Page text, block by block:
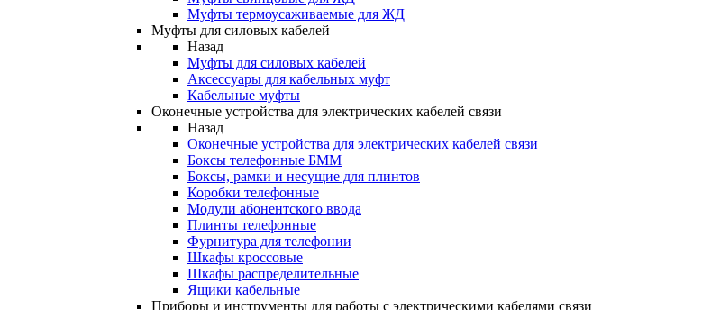
Муфты термоусаживаемые для ЖД
Муфты для силовых кабелей
Назад
Муфты для силовых кабелей
Аксессуары для кабельных муфт
Кабельные муфты
Оконечные устройства для электрических кабелей связи
Назад
Оконечные устройства для электрических кабелей связи
Боксы телефонные БММ
Боксы, рамки и несущие для плинтов
Коробки телефонные
Модули абонентского ввода
Плинты телефонные
Фурнитура для телефонии
Шкафы кроссовые
Шкафы распределительные
Ящики кабельные
Приборы и инструменты для работы с электрическими кабелями связи